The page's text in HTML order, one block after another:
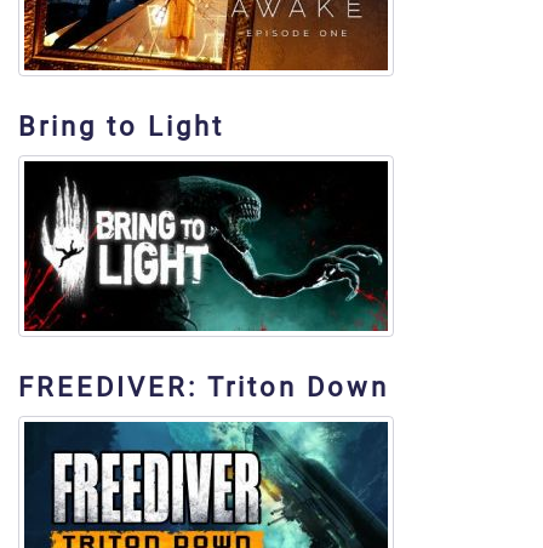
Bring to Light
FREEDIVER: Triton Down